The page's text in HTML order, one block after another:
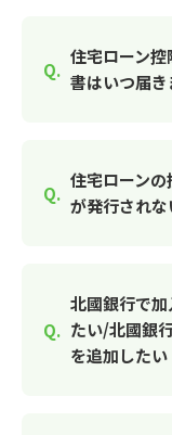
住宅ローン
書はいつ届
住宅ローン
が発行され
北國銀行で
たい/北國銀
を追加したい